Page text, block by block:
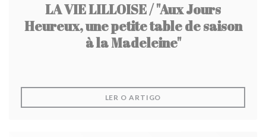
LA VIE LILLOISE / "Aux Jours
Heureux, une petite table de saison
à la Madeleine"
LER O ARTIGO